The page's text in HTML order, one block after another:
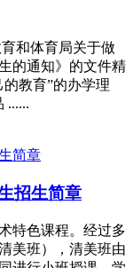
和体育局关于做
的通知》的文件精
教育”的办学理
......
招生简章
特色课程。经过多
美班），清美班由